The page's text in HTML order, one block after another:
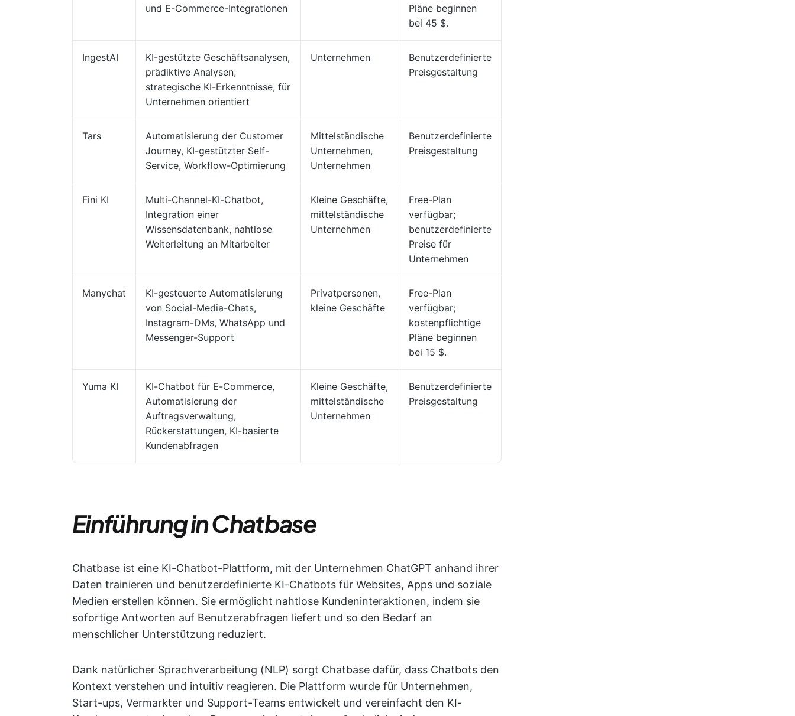
und E-Commerce-Integrationen
Pläne beginnen
bei 45 $.
IngestAI
KI-gestützte Geschäftsanalysen,
prädiktive Analysen,
strategische KI-Erkenntnisse, für
Unternehmen orientiert
Unternehmen
Benutzerdefinierte
Preisgestaltung
Tars
Automatisierung der Customer
Journey, KI-gestützter Self-
Service, Workflow-Optimierung
Mittelständische
Unternehmen,
Unternehmen
Benutzerdefinierte
Preisgestaltung
Fini KI
Multi-Channel-KI-Chatbot,
Integration einer
Wissensdatenbank, nahtlose
Weiterleitung an Mitarbeiter
Kleine Geschäfte,
mittelständische
Unternehmen
Free-Plan
verfügbar;
benutzerdefinierte
Preise für
Unternehmen
Manychat
KI-gesteuerte Automatisierung
von Social-Media-Chats,
Instagram-DMs, WhatsApp und
Messenger-Support
Privatpersonen,
kleine Geschäfte
Free-Plan
verfügbar;
kostenpflichtige
Pläne beginnen
bei 15 $.
Yuma KI
KI-Chatbot für E-Commerce,
Automatisierung der
Auftragsverwaltung,
Rückerstattungen, KI-basierte
Kundenabfragen
Kleine Geschäfte,
mittelständische
Unternehmen
Benutzerdefinierte
Preisgestaltung
Einführung in Chatbase
Chatbase ist eine KI-Chatbot-Plattform, mit der Unternehmen ChatGPT anhand ihrer
Daten trainieren und benutzerdefinierte KI-Chatbots für Websites, Apps und soziale
Medien erstellen können. Sie ermöglicht nahtlose Kundeninteraktionen, indem sie
sofortige Antworten auf Benutzerabfragen liefert und so den Bedarf an
menschlicher Unterstützung reduziert.
Dank natürlicher Sprachverarbeitung (NLP) sorgt Chatbase dafür, dass Chatbots den
Kontext verstehen und intuitiv reagieren. Die Plattform wurde für Unternehmen,
Start-ups, Vermarkter und Support-Teams entwickelt und vereinfacht den KI-